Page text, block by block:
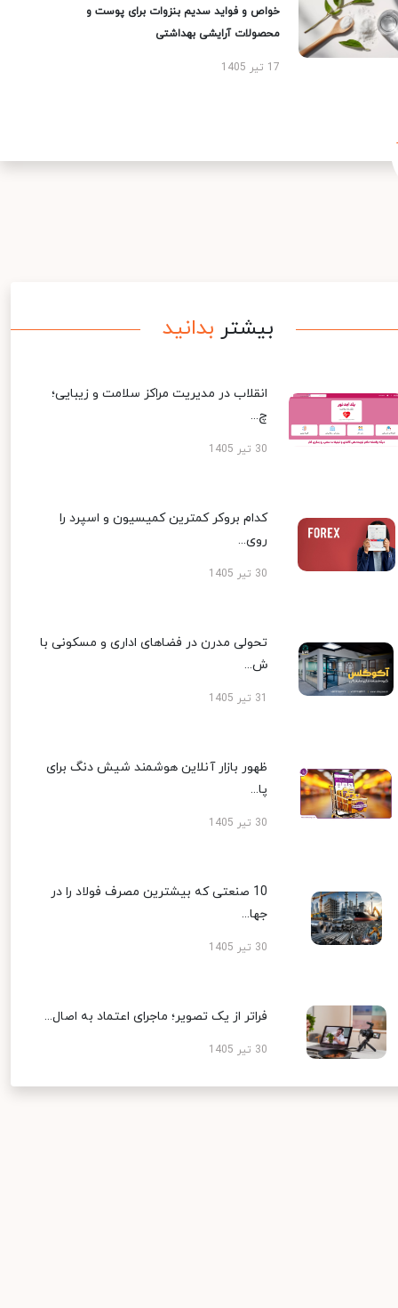
خواص و فواید سدیم بنزوات برای پوست و
محصولات آرایشی بهداشتی
17 تیر 1405
بیشتر بدانید
انقلاب در مدیریت مراکز سلامت و زیبایی؛
چ...
30 تیر 1405
کدام بروکر کمترین کمیسیون و اسپرد را
روی...
30 تیر 1405
تحولی مدرن در فضاهای اداری و مسکونی با
ش...
ظهور بازار آنلاین هوشمند شیش دنگ برای
پا...
30 تیر 1405
10 صنعتی که بیشترین مصرف فولاد را در
جها...
30 تیر 1405
فراتر از یک تصویر؛ ماجرای اعتماد به اصال...
30 تیر 1405